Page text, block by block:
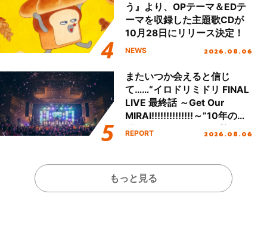
う』より、OPテーマ＆EDテ
ーマを収録した主題歌CDが
10月28日にリリース決定！
NEWS 2026.08.06
またいつか会えると信じ
て……“イロドリミドリ FINAL
LIVE 最終話 ～Get Our
MIRAI!!!!!!!!!!!!!!～”10年の活
動を経てファイナルを迎える
REPORT 2026.08.06
もっと見る